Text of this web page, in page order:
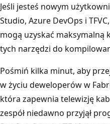
Jeśli jesteś nowym
Studio, Azure DevOps i
mogą uzyskać maksymalną
tych narzędzi do
Pośmiń kilka minut, aby
w życiu deweloperów w
która zapewnia telewizję
zespół niedawno przyjął